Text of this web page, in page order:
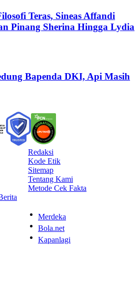
Teras, Sineas Affandi
Pinang Sherina Hingga Lydia
Bapenda DKI, Api Masih
Redaksi
Kode Etik
Sitemap
Tentang Kami
Metode Cek Fakta
Merdeka
Bola.net
Kapanlagi